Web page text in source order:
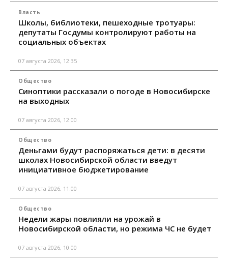
Власть
Школы, библиотеки, пешеходные тротуары:
депутаты Госдумы контролируют работы на
социальных объектах
07 августа 2026, 12:35
Общество
Синоптики рассказали о погоде в Новосибирске
на выходных
07 августа 2026, 12:00
Общество
Деньгами будут распоряжаться дети: в десяти
школах Новосибирской области введут
инициативное бюджетирование
07 августа 2026, 11:00
Общество
Недели жары повлияли на урожай в
Новосибирской области, но режима ЧС не будет
07 августа 2026, 10:00